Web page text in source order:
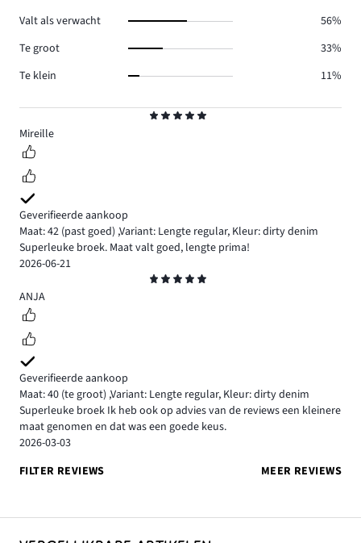
5
Mireille
Geverifieerde aankoop
Maat: 42 (past goed) ,Variant: Lengte regular, Kleur: dirty denim
Superleuke broek. Maat valt goed, lengte prima!
2026-06-21
5
ANJA
Geverifieerde aankoop
Maat: 40 (te groot) ,Variant: Lengte regular, Kleur: dirty denim
Superleuke broek Ik heb ook op advies van de reviews een kleinere
maat genomen en dat was een goede keus.
2026-03-03
FILTER REVIEWS
MEER REVIEWS
Valt als verwacht
56%
Te groot
33%
Te klein
11%